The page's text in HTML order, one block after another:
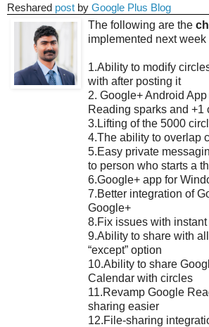
Reshared post by Google Plus Blog
The following are the
implemented next week
1.Ability to modify
with after posting it
2. Google+ Android
Reading sparks and +1
3.Lifting of the 5000
4.The ability to overlap
5.Easy private
to person who starts a
6.Google+ app for
7.Better integration of
Google+
8.Fix issues with
9.Ability to share with
“except” option
10.Ability to share
Calendar with circles
11.Revamp Google
sharing easier
12.File-sharing